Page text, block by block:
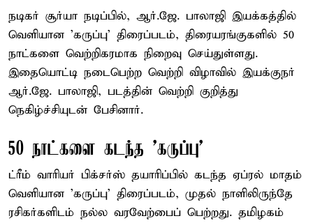
நடிகர் சூர்யா நடிப்பில், ஆர்.ஜே. பாலாஜி இயக்கத்தில்
வெளியான 'கருப்பு' திரைப்படம், திரையரங்குகளில் 50
நாட்களை வெற்றிகரமாக நிறைவு செய்துள்ளது.
இதையொட்டி நடைபெற்ற வெற்றி விழாவில் இயக்குநர்
ஆர்.ஜே. பாலாஜி, படத்தின் வெற்றி குறித்து
நெகிழ்ச்சியுடன் பேசினார்.
50 நாட்களை கடந்த 'கருப்பு'
ட்ரீம் வாரியர் பிக்சர்ஸ் தயாரிப்பில் கடந்த ஏப்ரல் மாதம்
வெளியான 'கருப்பு' திரைப்படம், முதல் நாளிலிருந்தே
ரசிகர்களிடம் நல்ல வரவேற்பைப் பெற்றது. தமிழகம்